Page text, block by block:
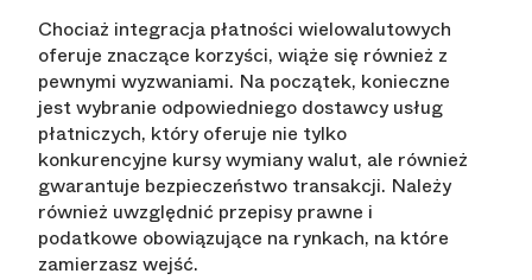
Chociaż integracja płatności wielowalutowych
oferuje znaczące korzyści, wiąże się również z
pewnymi wyzwaniami. Na początek, konieczne
jest wybranie odpowiedniego dostawcy usług
płatniczych, który oferuje nie tylko
konkurencyjne kursy wymiany walut, ale również
gwarantuje bezpieczeństwo transakcji. Należy
również uwzględnić przepisy prawne i
podatkowe obowiązujące na rynkach, na które
zamierzasz wejść.